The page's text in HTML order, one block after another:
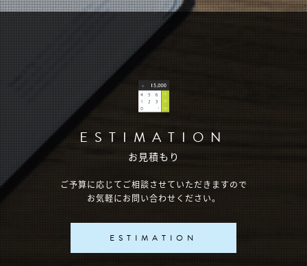
ESTIMATION
お見積もり
ご予算に応じてご相談させていただきますので
お気軽にお問い合わせください。
ESTIMATION